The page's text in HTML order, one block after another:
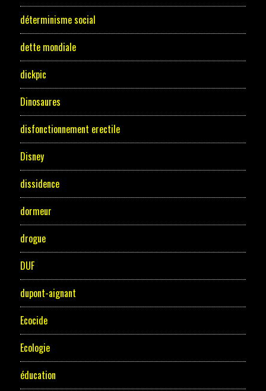
déterminisme social
dette mondiale
dickpic
Dinosaures
disfonctionnement erectile
Disney
dissidence
dormeur
drogue
DUF
dupont-aignant
Ecocide
Ecologie
éducation